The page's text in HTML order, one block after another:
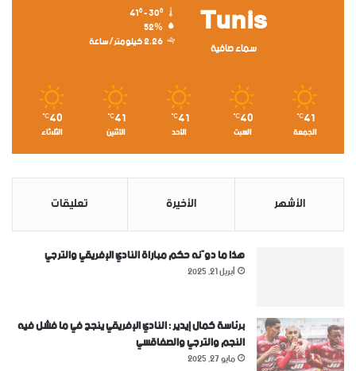
Tunis
سماء صافية
41º - 30º
52%
2.26 كيلومتر/ساعة
41
℃
الجمعة
40
℃
السبت
41
℃
الأحد
41
℃
الأثنين
40
℃
الثلاثاء
الأشهر الأخيرة تعليقات
هذا ما دوّنه حكم مباراة النادي الإفريقي والترجي
أبريل 21, 2025
برئاسة كمال إيدير : النادي الإفريقي ينجح في ما فشل فيه
النجم والترجي والصفاقسي
مايو 27, 2025